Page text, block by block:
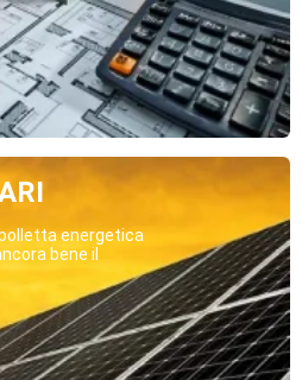
energetica
bene il